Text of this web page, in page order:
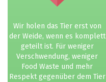
Wir holen das Tier erst von
der Weide, wenn es komplett
geteilt ist. Für weniger
Verschwendung, weniger
Food Waste und mehr
Respekt gegenüber dem Tier